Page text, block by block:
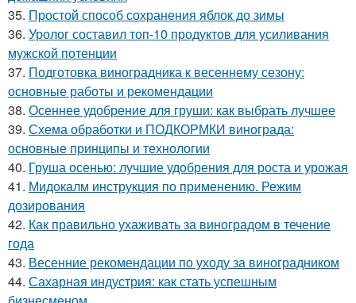
35. Простой способ сохранения яблок до зимы
36. Уролог составил топ-10 продуктов для усиливания
мужской потенции
37. Подготовка виноградника к весеннему сезону:
основные работы и рекомендации
38. Осеннее удобрение для груши: как выбрать лучшее
39. Схема обработки и ПОДКОРМКИ винограда:
основные принципы и технологии
40. Груша осенью: лучшие удобрения для роста и урожая
41. Мидокалм инструкция по применению. Режим
дозирования
42. Как правильно ухаживать за виноградом в течение
года
43. Весенние рекомендации по уходу за виноградником
44. Сахарная индустрия: как стать успешным